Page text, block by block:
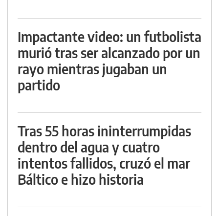
Impactante video: un futbolista
murió tras ser alcanzado por un
rayo mientras jugaban un
partido
Tras 55 horas ininterrumpidas
dentro del agua y cuatro
intentos fallidos, cruzó el mar
Báltico e hizo historia